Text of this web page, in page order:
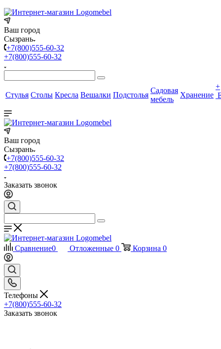
Ваш город
Сызрань
+7(800)555-60-32
+7(800)555-60-32
Стулья Столы Кресла Вешалки Подстолья
Садовая
мебель
Хранение
+
Ваш город
Сызрань
+7(800)555-60-32
+7(800)555-60-32
Заказать звонок
Сравнение0 Отложенные 0 Корзина 0
Телефоны
+7(800)555-60-32
Заказать звонок